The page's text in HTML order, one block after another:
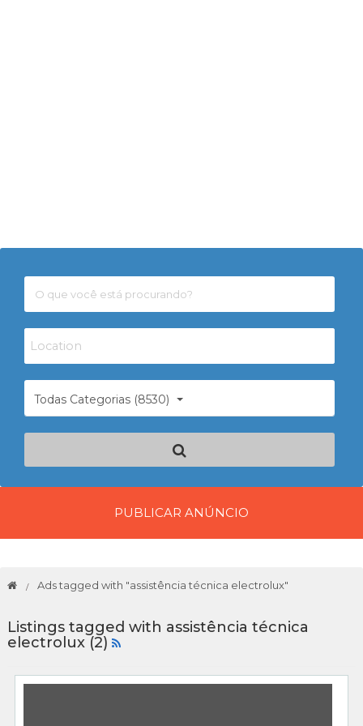
Todas Categorias (8530)
PUBLICAR ANÚNCIO
Ads tagged with "assistência técnica electrolux"
Listings tagged with assistência técnica
electrolux (2)